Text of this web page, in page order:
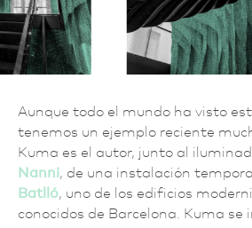
Aunque todo el mundo ha visto
tenemos un ejemplo reciente
Kuma es el autor, junto al
Nanni, de una instalación
Batlló, uno de los edificios
conocidos de Barcelona. Kuma se